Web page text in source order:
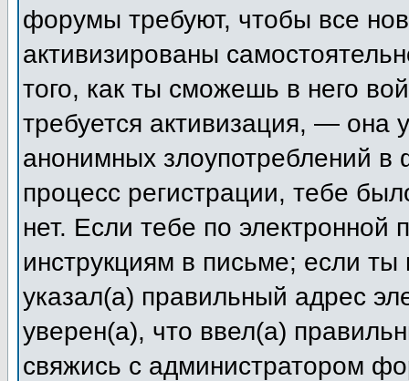
форумы требуют, чтобы все
активизированы
того, как ты сможешь в него
требуется активизация, — она
анонимных злоупотреблений
процесс регистрации, тебе
нет. Если тебе по электронной
инструкциям в письме; если
указал(а) правильный адрес
уверен(а), что ввел(а)
свяжись с администратором